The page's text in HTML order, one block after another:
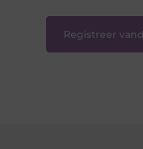
Registreer